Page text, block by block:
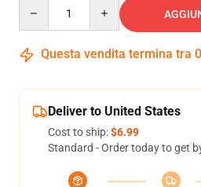
Questa vendita termina tra
Deliver to United States
Cost to ship:$6.99
Standard - Order today to get